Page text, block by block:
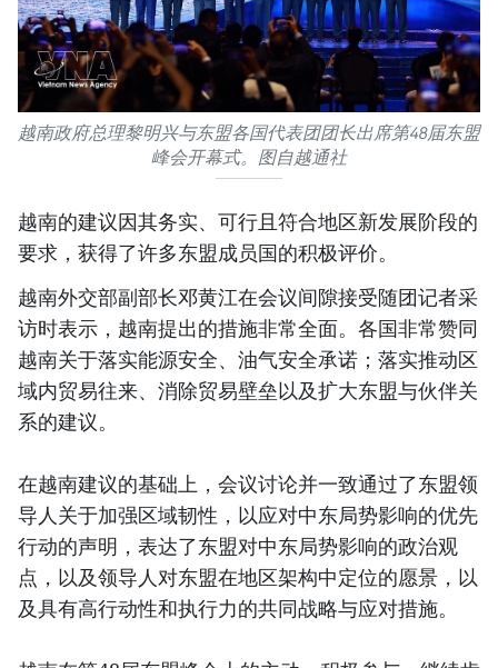
越南政府总理黎明兴与东盟各国代表团团长出席第48届东盟
峰会开幕式。图自越通社
越南的建议因其务实、可行且符合地区新发展阶段的
要求，获得了许多东盟成员国的积极评价。
越南外交部副部长邓黄江在会议间隙接受随团记者采
访时表示，越南提出的措施非常全面。各国非常赞同
越南关于落实能源安全、油气安全承诺；落实推动区
域内贸易往来、消除贸易壁垒以及扩大东盟与伙伴关
系的建议。
在越南建议的基础上，会议讨论并一致通过了东盟领
导人关于加强区域韧性，以应对中东局势影响的优先
行动的声明，表达了东盟对中东局势影响的政治观
点，以及领导人对东盟在地区架构中定位的愿景，以
及具有高行动性和执行力的共同战略与应对措施。